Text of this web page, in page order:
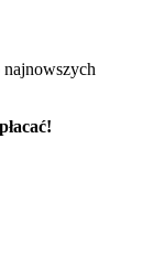
najnowszych